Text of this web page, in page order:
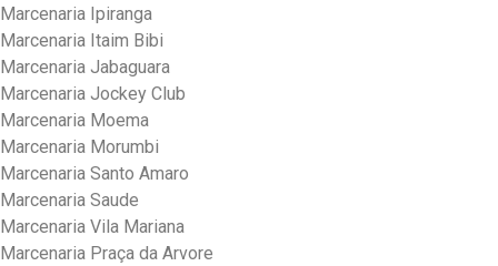
Marcenaria Ipiranga
Marcenaria Itaim Bibi
Marcenaria Jabaguara
Marcenaria Jockey Club
Marcenaria Moema
Marcenaria Morumbi
Marcenaria Santo Amaro
Marcenaria Saude
Marcenaria Vila Mariana
Marcenaria Praça da Arvore